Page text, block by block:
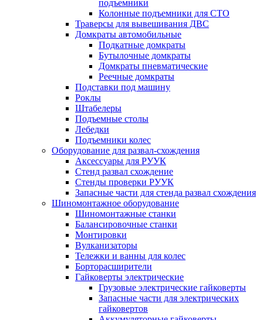
подъемники
Колонные подъемники для СТО
Траверсы для вывешивания ДВС
Домкраты автомобильные
Подкатные домкраты
Бутылочные домкраты
Домкраты пневматические
Реечные домкраты
Подставки под машину
Роклы
Штабелеры
Подъемные столы
Лебедки
Подъемники колес
Оборудование для развал-схождения
Аксессуары для РУУК
Стенд развал схождение
Стенды проверки РУУК
Запасные части для стенда развал схождения
Шиномонтажное оборудование
Шиномонтажные станки
Балансировочные станки
Монтировки
Вулканизаторы
Тележки и ванны для колес
Борторасширители
Гайковерты электрические
Грузовые электрические гайковерты
Запасные части для электрических
гайковертов